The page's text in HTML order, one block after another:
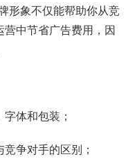
形象不仅能帮助你从竞
中节省广告费用，因
体和包装；
争对手的区别；